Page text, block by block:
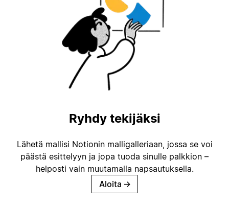
Ryhdy tekijäksi
Lähetä mallisi Notionin malligalleriaan, jossa se voi
päästä esittelyyn ja jopa tuoda sinulle palkkion –
helposti vain muutamalla napsautuksella.
Aloita →